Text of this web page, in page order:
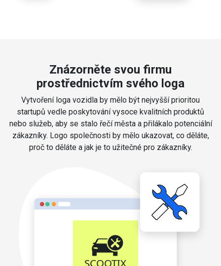
Znázorněte svou firmu
prostřednictvím svého loga
Vytvoření loga vozidla by mělo být nejvyšší prioritou
startupů vedle poskytování vysoce kvalitních produktů
nebo služeb, aby se stalo řečí města a přilákalo potenciální
zákazníky. Logo společnosti by mělo ukazovat, co děláte,
proč to děláte a jak je to užitečné pro zákazníky.